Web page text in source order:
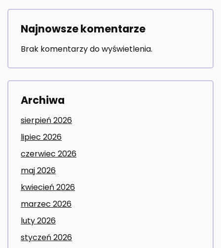
Najnowsze komentarze
Brak komentarzy do wyświetlenia.
Archiwa
sierpień 2026
lipiec 2026
czerwiec 2026
maj 2026
kwiecień 2026
marzec 2026
luty 2026
styczeń 2026